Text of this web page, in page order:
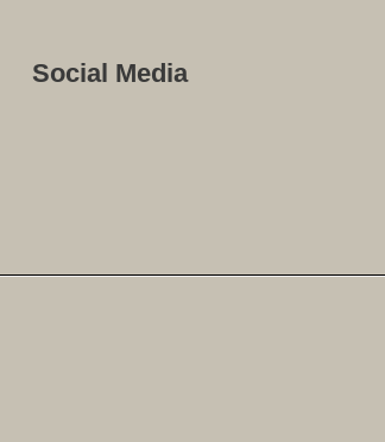
Social Media